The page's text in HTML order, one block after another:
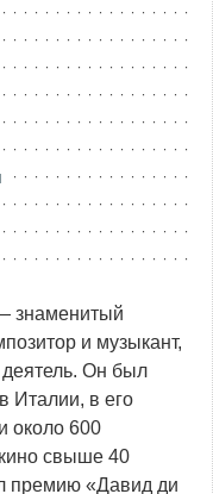
знаменитый
и музыкант,
Он был
Италии, в его
около 600
свыше 40
премию «Давид ди